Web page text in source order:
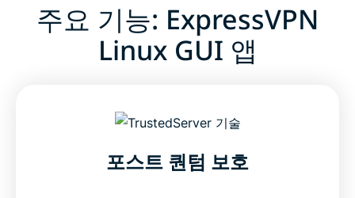
주요 기능: ExpressVPN
Linux GUI 앱
포스트 퀀텀 보호